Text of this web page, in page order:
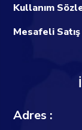
Kullanım
Mesafeli
Adres :